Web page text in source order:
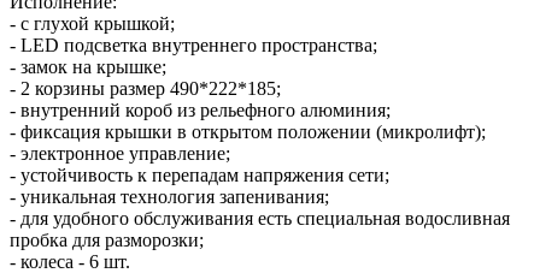
- с глухой крышкой;
- LED подсветка внутреннего пространства;
- замок на крышке;
- 2 корзины размер 490*222*185;
- внутренний короб из рельефного алюминия;
- фиксация крышки в открытом положении (микролифт);
- электронное управление;
- устойчивость к перепадам напряжения сети;
- уникальная технология запенивания;
- для удобного обслуживания есть специальная водосливная
пробка для разморозки;
- колеса - 6 шт.